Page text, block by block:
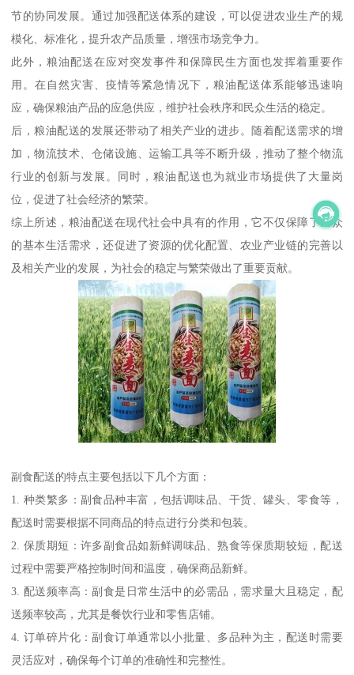
节的协同发展。通过加强配送体系的建设，可以促进农业生产的规
模化、标准化，提升农产品质量，增强市场竞争力。
此外，粮油配送在应对突发事件和保障民生方面也发挥着重要作
用。在自然灾害、疫情等紧急情况下，粮油配送体系能够迅速响
应，确保粮油产品的应急供应，维护社会秩序和民众生活的稳定。
后，粮油配送的发展还带动了相关产业的进步。随着配送需求的增
加，物流技术、仓储设施、运输工具等不断升级，推动了整个物流
行业的创新与发展。同时，粮油配送也为就业市场提供了大量岗
位，促进了社会经济的繁荣。
综上所述，粮油配送在现代社会中具有的作用，它不仅保障了民众
的基本生活需求，还促进了资源的优化配置、农业产业链的完善以
及相关产业的发展，为社会的稳定与繁荣做出了重要贡献。
副食配送的特点主要包括以下几个方面：
1. 种类繁多：副食品种丰富，包括调味品、干货、罐头、零食等，
配送时需要根据不同商品的特点进行分类和包装。
2. 保质期短：许多副食品如新鲜调味品、熟食等保质期较短，配送
过程中需要严格控制时间和温度，确保商品新鲜。
3. 配送频率高：副食是日常生活中的必需品，需求量大且稳定，配
送频率较高，尤其是餐饮行业和零售店铺。
4. 订单碎片化：副食订单通常以小批量、多品种为主，配送时需要
灵活应对，确保每个订单的准确性和完整性。